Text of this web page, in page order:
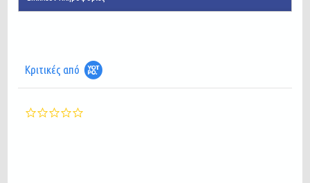
Κριτικές από